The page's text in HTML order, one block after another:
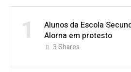
1
Alunos da Escola
Alorna em protesto
3Shares